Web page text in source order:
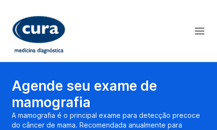
Agende seu exame de
mamografia
A mamografia é o principal exame para detecção precoce
do câncer de mama. Recomendada anualmente para